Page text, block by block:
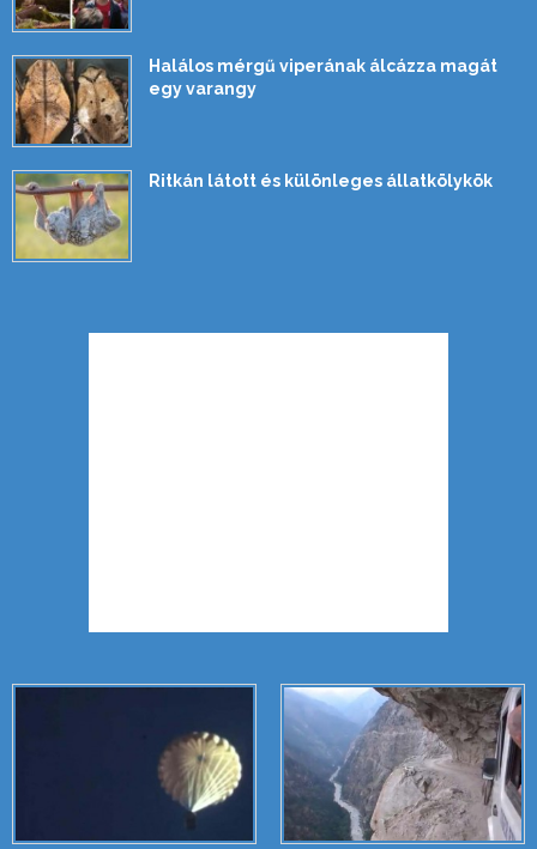
Halálos mérgű viperának álcázza magát
egy varangy
Ritkán látott és különleges állatkölykök